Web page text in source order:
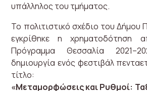
υπάλληλος του τμήματος.
Το πολιτιστικό σχέδιο του Δήμου
εγκρίθηκε η
Πρόγραμμα Θεσσαλία
δημιουργία ενός φεστιβάλ
τίτλο:
«Μεταμορφώσεις και Ρυθμοί: